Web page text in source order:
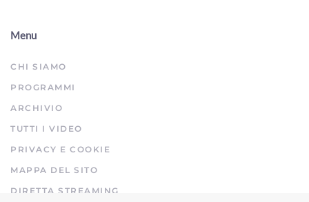
Menu
CHI SIAMO
PROGRAMMI
ARCHIVIO
TUTTI I VIDEO
PRIVACY E COOKIE
MAPPA DEL SITO
DIRETTA STREAMING